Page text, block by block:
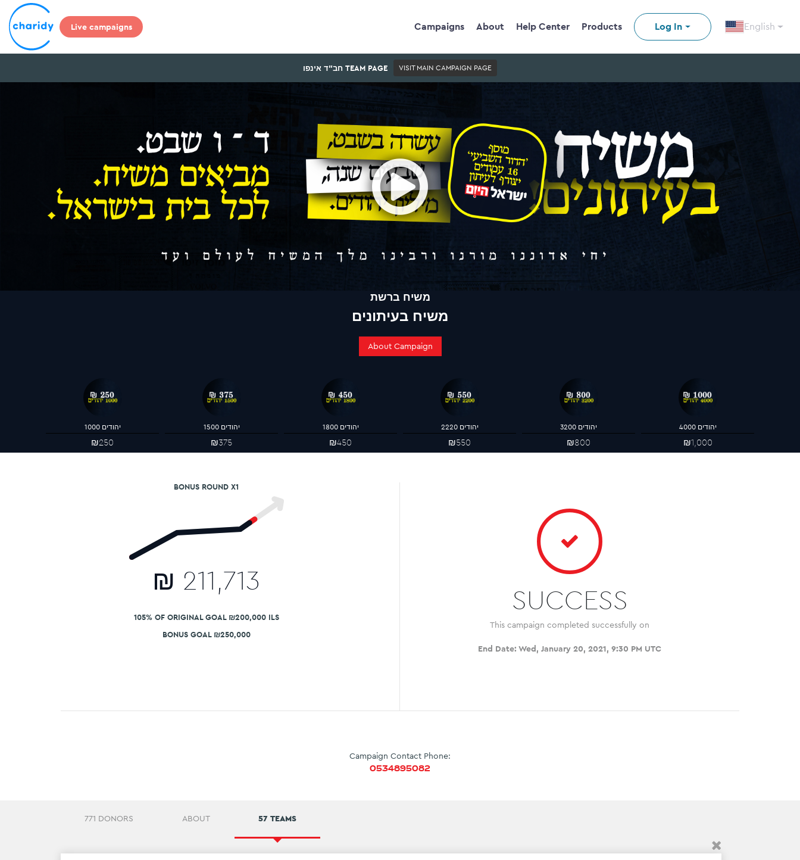
Live campaigns Campaigns About Help Center Products Log In English
חב"ד אינפו TEAM PAGE VISIT MAIN CAMPAIGN PAGE
Open
משיח ברשת
משיח בעיתונים
About Campaign
1000 יהודים
₪250
1500 יהודים
₪375
1800 יהודים
₪450
2220 יהודים
₪550
3200 יהודים
₪800
4000 יהודים
₪1,000
BONUS ROUND X1
₪ 211,713
105% OF ORIGINAL GOAL ₪200,000 ILS
BONUS GOAL ₪250,000
SUCCESS
This campaign completed successfully on
End Date: Wed, January 20, 2021, 9:30 PM UTC
Campaign Contact Phone:
0534895082
771 DONORS ABOUT 57 TEAMS